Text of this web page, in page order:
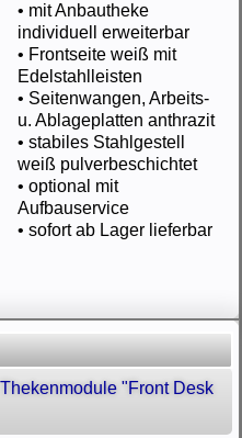
"Front Desk
• mit Anbautheke
individuell erweiterbar
• Frontseite weiß mit
Edelstahlleisten
• Seitenwangen, Arbeits-
u. Ablageplatten anthrazit
• stabiles Stahlgestell
weiß pulverbeschichtet
• optional mit
Aufbauservice
• sofort ab Lager lieferbar